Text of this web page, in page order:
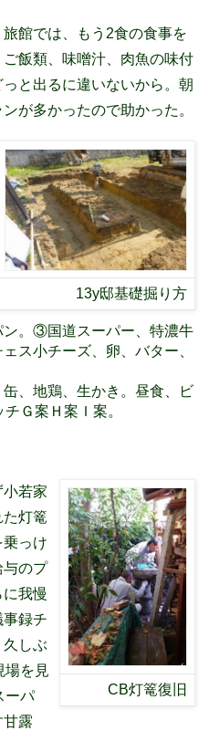
館では、もう2食の食事を
飯類、味噌汁、肉魚の味付
と出るに違いないから。朝
が多かったので助かった。
13y邸基礎掘り方
ン。③国道スーパー、特濃牛
ス小チーズ、卵、バター、
、地鶏、生かき。昼食、ビ
Ｇ案Ｈ案Ｉ案。
CB灯篭復旧
若家
灯篭
っけ
与のプ
我慢
録チ
久しぶ
場を見
ーパ
甘露